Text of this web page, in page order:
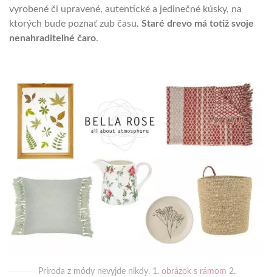
vyrobené či upravené, autentické a jedinečné kúsky, na
ktorých bude poznať zub času. Staré drevo má totiž svoje
nenahraditeľné čaro.
Príroda z módy nevyjde nikdy. 1. obrázok s rámom 2.